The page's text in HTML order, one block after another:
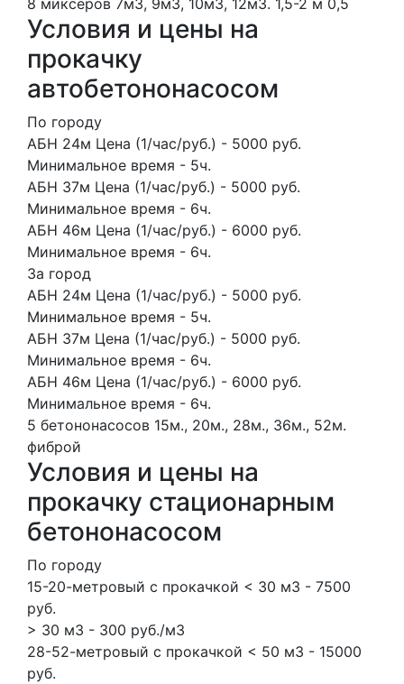
8 миксеров 7м3, 9м3, 10м3, 12м3. 1,5-2 м 0,5
Условия и цены на
прокачку
автобетононасосом
По городу
АБН 24м Цена (1/час/руб.) - 5000 руб.
Минимальное время - 5ч.
АБН 37м Цена (1/час/руб.) - 5000 руб.
Минимальное время - 6ч.
АБН 46м Цена (1/час/руб.) - 6000 руб.
Минимальное время - 6ч.
За город
АБН 24м Цена (1/час/руб.) - 5000 руб.
Минимальное время - 5ч.
АБН 37м Цена (1/час/руб.) - 5000 руб.
Минимальное время - 6ч.
АБН 46м Цена (1/час/руб.) - 6000 руб.
Минимальное время - 6ч.
5 бетононасосов 15м., 20м., 28м., 36м., 52м.
фиброй
Условия и цены на
прокачку стационарным
бетононасосом
По городу
15-20-метровый с прокачкой < 30 м3 - 7500
руб.
> 30 м3 - 300 руб./м3
28-52-метровый с прокачкой < 50 м3 - 15000
руб.